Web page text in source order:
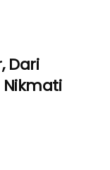
Dari